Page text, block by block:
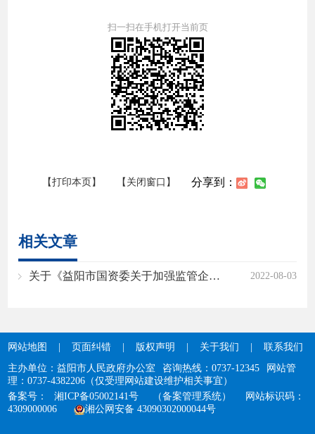
扫一扫在手机打开当前页
【打印本页】 【关闭窗口】 分享到：
相关文章
关于《益阳市国资委关于加强监管企业风险控制体系建设的实施意见》的政策解读 2022-08-03
网站地图 页面纠错 版权声明 关于我们
联系我们
主办单位：益阳市人民政府办公室
咨询热线：0737-12345
网站管
理：0737-4382206（仅受理网站建设维护相关事宜）
备案号：
湘ICP备05002141号 （备案管理系统）
网站标识码：
4309000006
湘公网安备 43090302000044号